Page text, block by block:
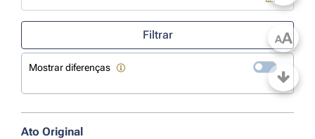
Filtrar
Mostrar diferenças
Ato Original
AA